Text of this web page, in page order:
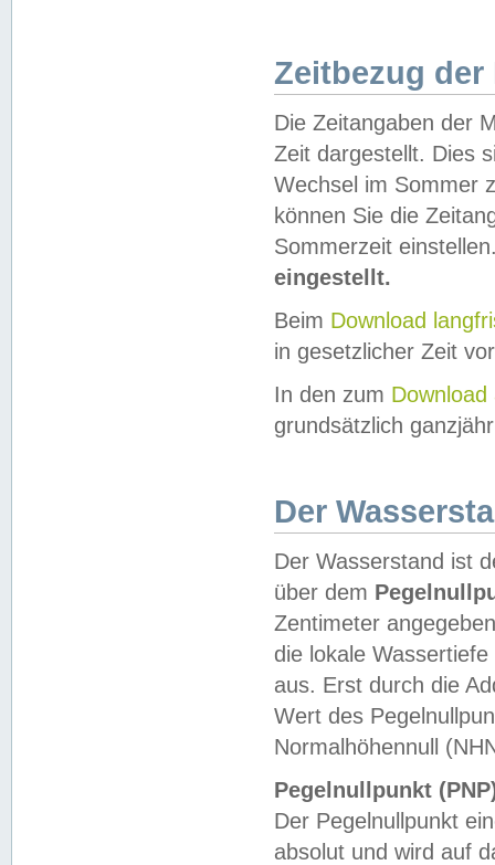
Zeitbezug der
Die Zeitangaben der
Zeit dargestellt. Dies
Wechsel im Sommer
können Sie die
Sommerzeit
eingestellt.
Beim Download
in gesetzlicher Zeit
In den zum Download
grundsätzlich
Der
Der Wasserstand ist
über dem
Zentimeter
die lokale
aus. Erst durch die
Wert des
Normalhöhennull
Pegelnullpunkt
Der Pegelnullpunkt
absolut und wird auf